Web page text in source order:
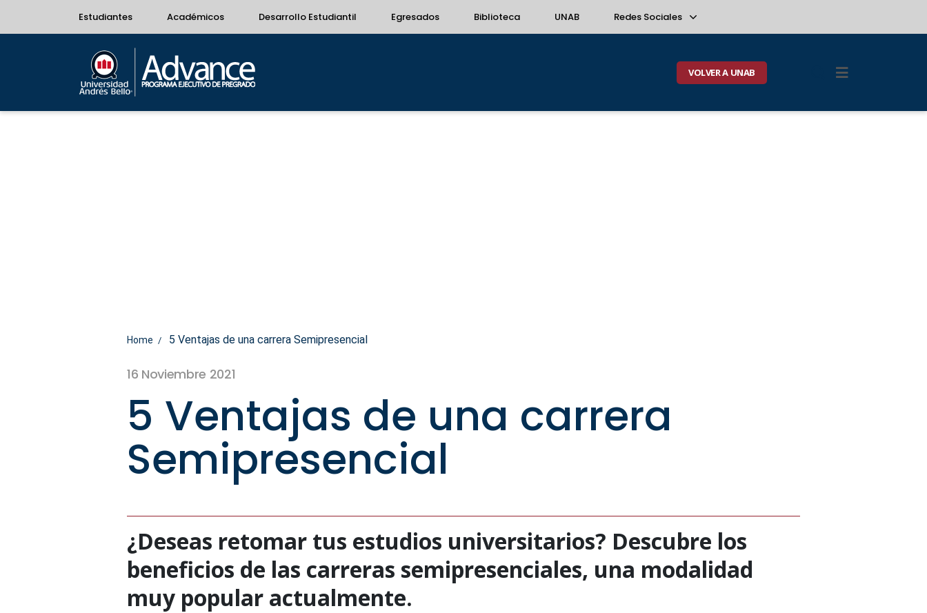
Estudiantes Académicos Desarrollo Estudiantil Egresados Biblioteca UNAB Redes Sociales
VOLVER A UNAB
Home 5 Ventajas de una carrera Semipresencial
16 Noviembre 2021
5 Ventajas de una carrera
Semipresencial
¿Deseas retomar tus estudios universitarios? Descubre los
beneficios de las carreras semipresenciales, una modalidad
muy popular actualmente.